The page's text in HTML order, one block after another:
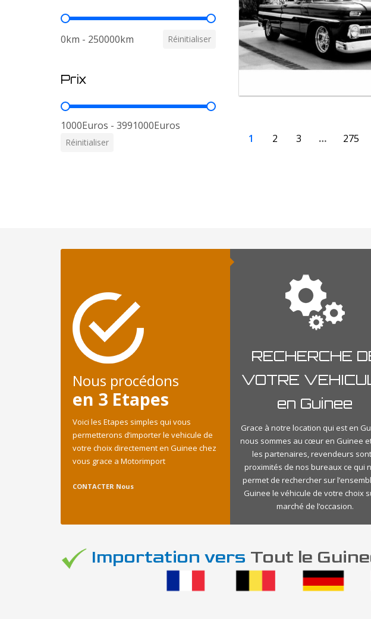
Kilometrage
0km - 250000km Réinitialiser
Prix
Prix
1000Euros - 3991000Euros
Réinitialiser 1 2 3 … 275
Nous procédons
en 3 Etapes
Voici les Etapes simples qui vous
permetterons d’importer le vehicule de
votre choix directement en Guinee chez
vous grace a Motorimport
CONTACTER Nous
RECHERCHE
VOTRE
en Guinee
Grace à notre location qui est en
nous sommes au cœur en Guinee
les partenaires, revendeurs
proximités de nos bureaux ce qui
permet de rechercher sur
Guinee le véhicule de votre choix
marché de l’occasion.
Importation vers Tout le